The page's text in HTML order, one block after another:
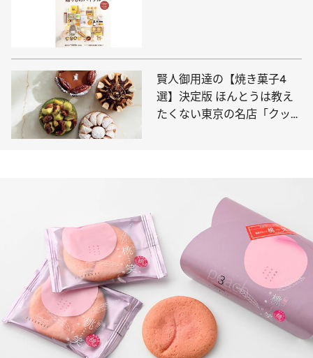
賢人御用達の【焼き菓子4
選】決定版 ほんとうは教え
たくない東京の名店「クッキ